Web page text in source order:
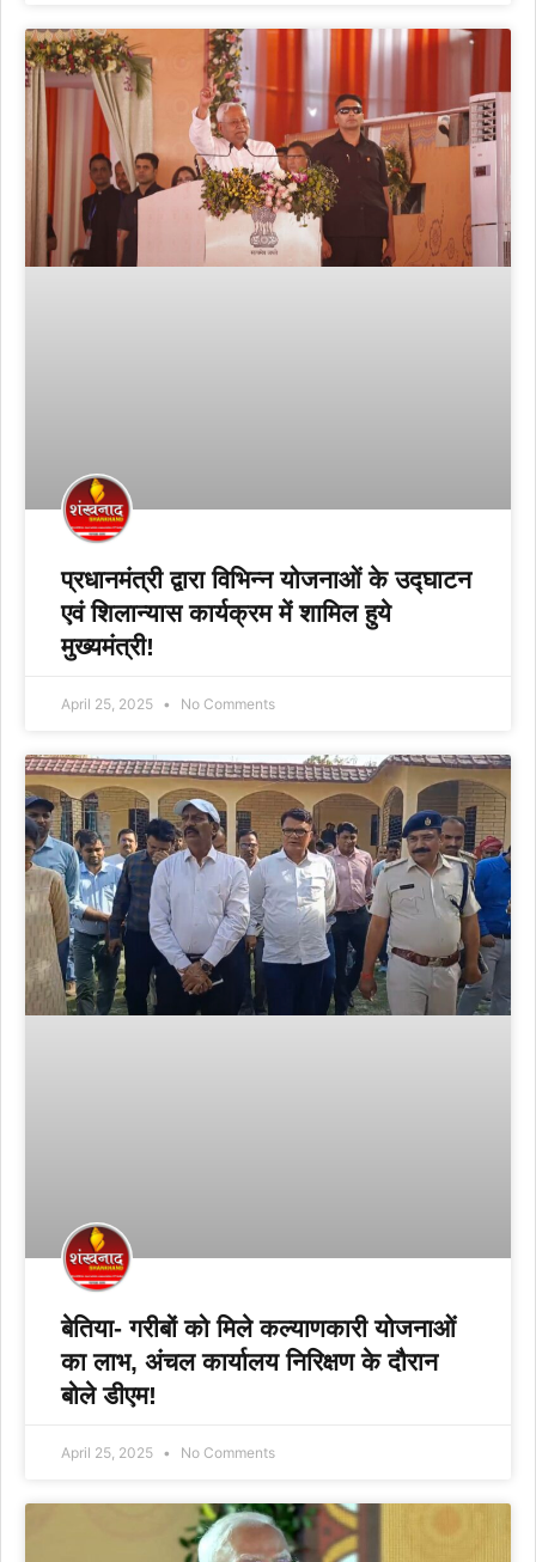
प्रधानमंत्री द्वारा विभिन्न योजनाओं के उद्घाटन
एवं शिलान्यास कार्यक्रम में शामिल हुये
मुख्यमंत्री!
April 25, 2025 No Comments
बेतिया- गरीबों को मिले कल्याणकारी योजनाओं
का लाभ, अंचल कार्यालय निरिक्षण के दौरान
बोले डीएम!
April 25, 2025 No Comments